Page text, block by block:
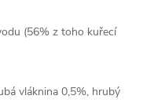
(56% z toho kuřecí
vláknina 0,5%, hrubý